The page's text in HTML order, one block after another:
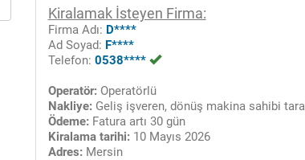
Kiralamak İsteyen Firma:
Firma Adı: D****
Ad Soyad: F****
Telefon: 0538****
Operatör:Operatörlü
Nakliye:Geliş işveren, dönüş makina sahibi
Ödeme: Fatura artı 30 gün
Kiralama tarihi:10 Mayıs 2026
Adres:Mersin